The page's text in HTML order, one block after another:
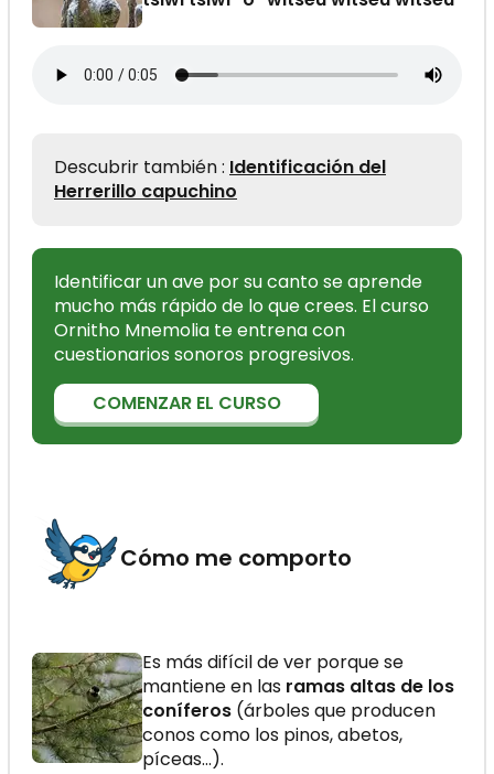
Descubrir también : Identificación del
Herrerillo capuchino
Identificar un ave por su canto se aprende
mucho más rápido de lo que crees. El curso
Ornitho Mnemolia te entrena con
cuestionarios sonoros progresivos.
COMENZAR EL CURSO
Cómo me comporto
Es más difícil de ver porque se
mantiene en las ramas altas de los
coníferos (árboles que producen
conos como los pinos, abetos,
píceas...).